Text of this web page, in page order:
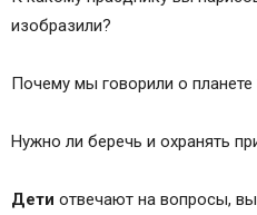
изобразили?
Почему мы говорили о
Нужно ли беречь и охранять
Дети отвечают на вопросы,